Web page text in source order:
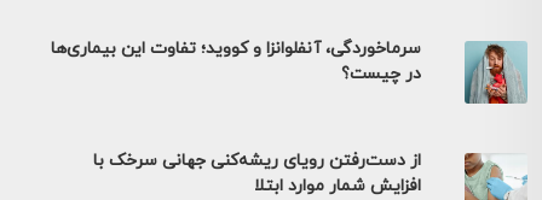
سرماخوردگی، آنفلوانزا و کووید؛ تفاوت این بیماری‌ها
در چیست؟
از دست‌رفتن رویای ریشه‌کنی جهانی سرخک با
افزایش شمار موارد ابتلا